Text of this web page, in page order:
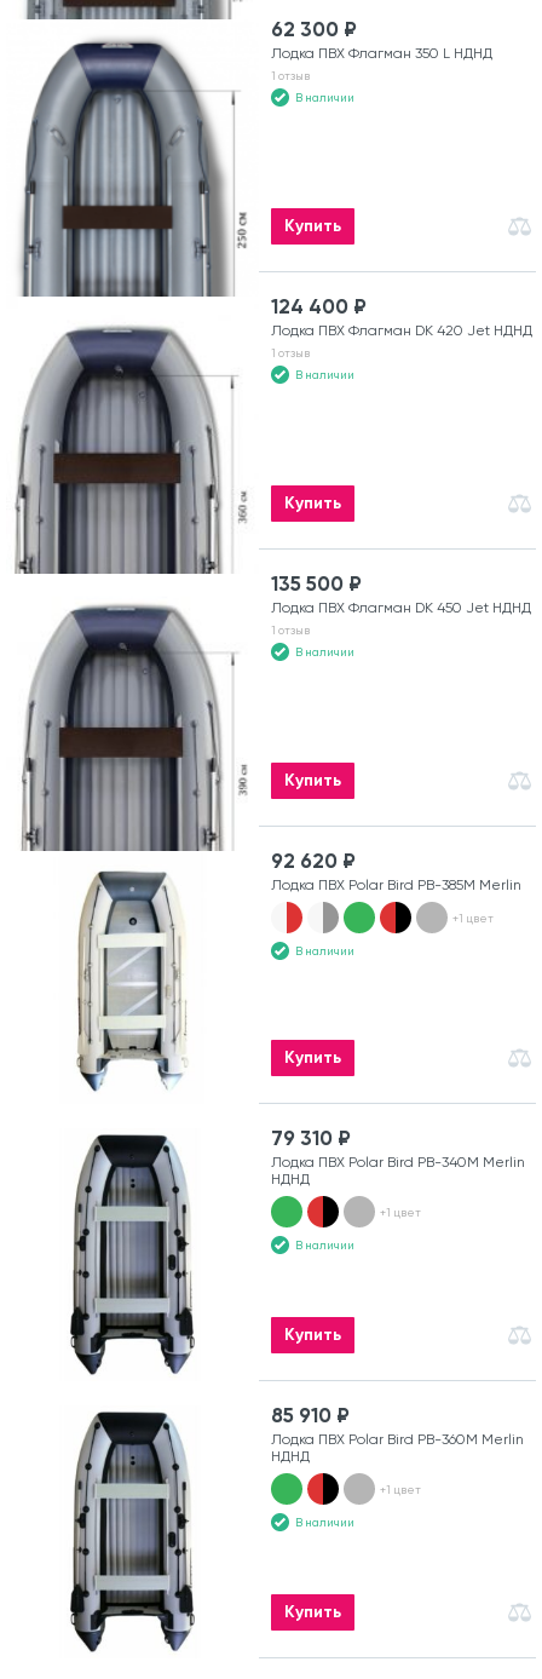
62 300 ₽
Лодка ПВХ Флагман 350 L НДНД
1 отзыв
В наличии
Купить
124 400 ₽
Лодка ПВХ Флагман DK 420 Jet НДНД
1 отзыв
В наличии
Купить
135 500 ₽
Лодка ПВХ Флагман DK 450 Jet НДНД
1 отзыв
В наличии
Купить
92 620 ₽
Лодка ПВХ Polar Bird PB-385M Merlin
+1 цвет
В наличии
Купить
79 310 ₽
Лодка ПВХ Polar Bird PB-340M Merlin
НДНД
+1 цвет
В наличии
Купить
85 910 ₽
Лодка ПВХ Polar Bird PB-360M Merlin
НДНД
+1 цвет
В наличии
Купить